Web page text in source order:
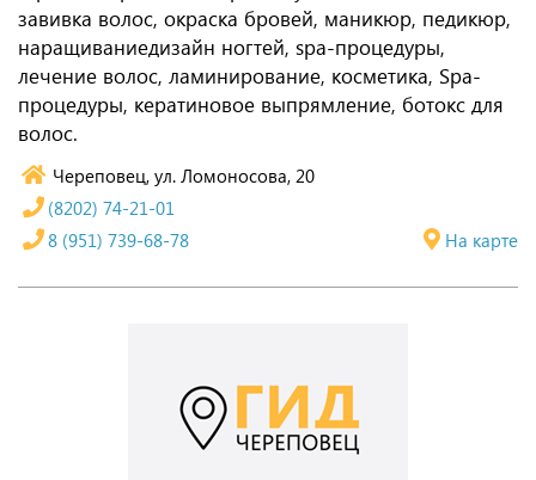
завивка волос, окраска бровей, маникюр, педикюр,
наращиваниедизайн ногтей, spa-процедуры,
лечение волос, ламинирование, косметика, Spa-
процедуры, кератиновое выпрямление, ботокс для
волос.
Череповец, ул. Ломоносова, 20
На карте
(8202) 74-21-01
8 (951) 739-68-78